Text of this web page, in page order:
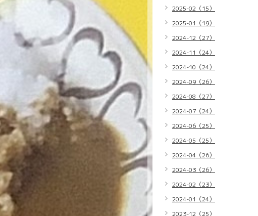
2025-02（15）
2025-01（19）
2024-12（27）
2024-11（24）
2024-10（24）
2024-09（26）
2024-08（27）
2024-07（24）
2024-06（25）
2024-05（25）
2024-04（26）
2024-03（26）
2024-02（23）
2024-01（24）
2023-12（25）